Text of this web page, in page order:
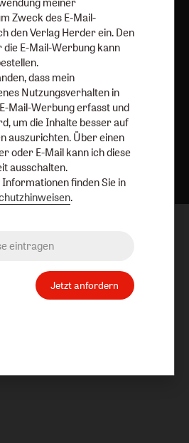
Nach oben
Zweck des E-Mail-
den Verlag Herder ein. Den
E-Mail-Werbung kann
dass mein
Nutzungsverhalten in
Mail-Werbung erfasst und
um die Inhalte besser auf
auszurichten. Über einen
oder E-Mail kann ich diese
ausschalten.
finden Sie in
.
Jetzt anfordern